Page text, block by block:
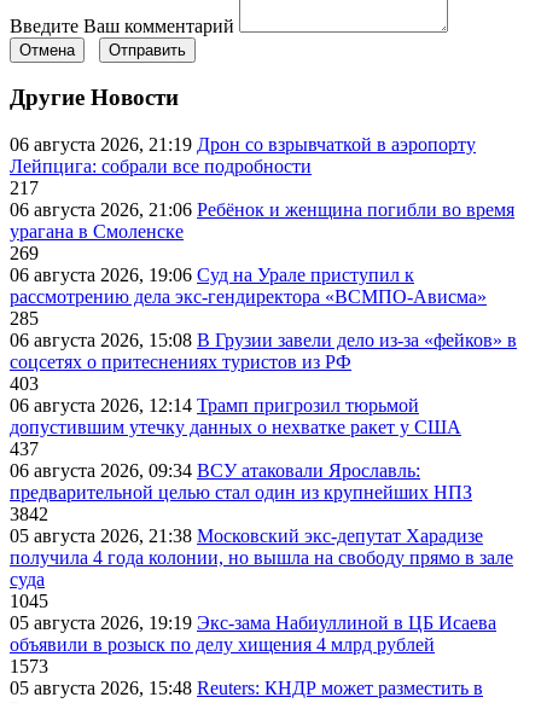
Введите Ваш комментарий
Отмена Отправить
Другие Новости
06 августа 2026, 21:19 Дрон со взрывчаткой в аэропорту
Лейпцига: собрали все подробности
217
06 августа 2026, 21:06 Ребёнок и женщина погибли во время
урагана в Смоленске
269
06 августа 2026, 19:06 Суд на Урале приступил к
рассмотрению дела экс-гендиректора «ВСМПО-Ависма»
285
06 августа 2026, 15:08 В Грузии завели дело из-за «фейков» в
соцсетях о притеснениях туристов из РФ
403
06 августа 2026, 12:14 Трамп пригрозил тюрьмой
допустившим утечку данных о нехватке ракет у США
437
06 августа 2026, 09:34 ВСУ атаковали Ярославль:
предварительной целью стал один из крупнейших НПЗ
3842
05 августа 2026, 21:38 Московский экс-депутат Харадизе
получила 4 года колонии, но вышла на свободу прямо в зале
суда
1045
05 августа 2026, 19:19 Экс-зама Набиуллиной в ЦБ Исаева
объявили в розыск по делу хищения 4 млрд рублей
1573
05 августа 2026, 15:48 Reuters: КНДР может разместить в